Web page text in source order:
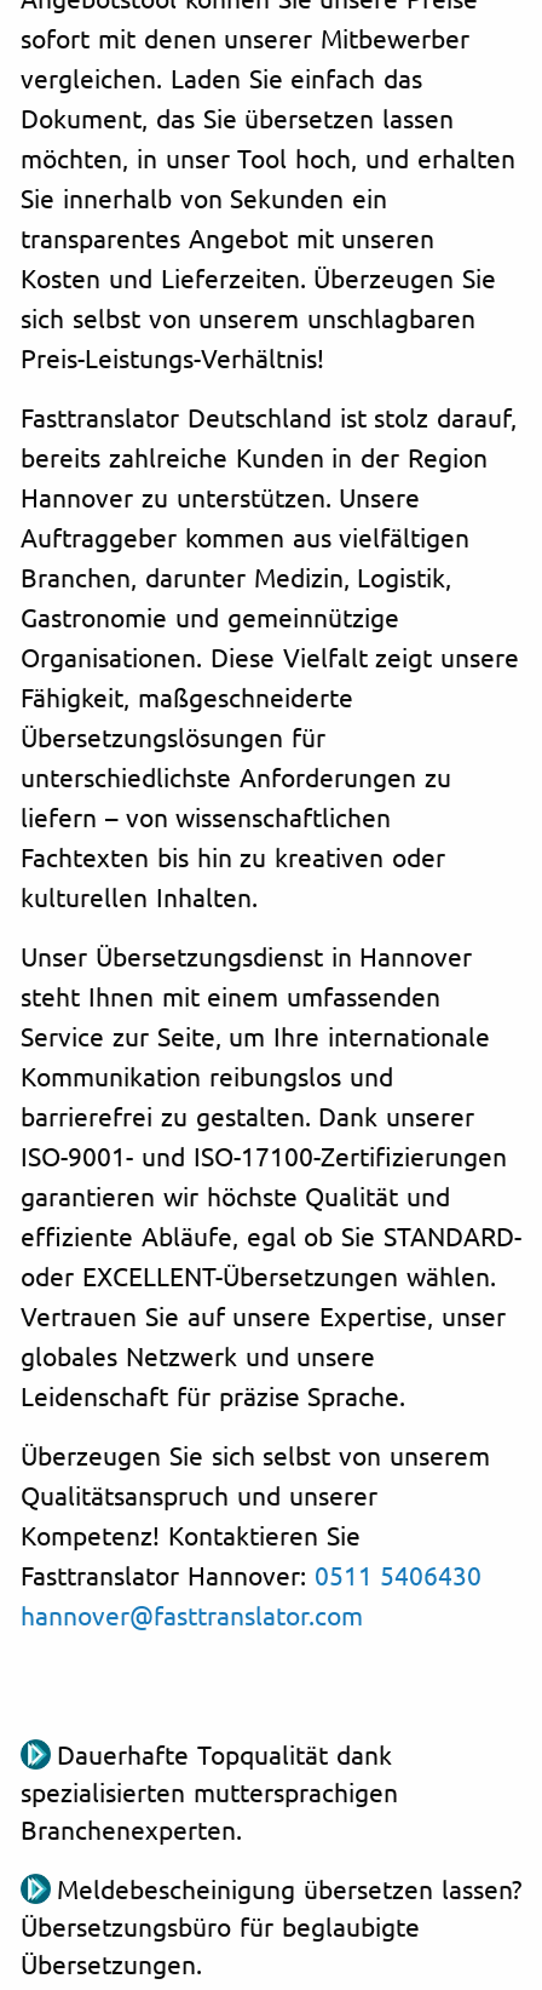
sofort mit denen unserer Mitbewerber
vergleichen. Laden Sie einfach das
Dokument, das Sie übersetzen lassen
möchten, in unser Tool hoch, und erhalten
Sie innerhalb von Sekunden ein
transparentes Angebot mit unseren
Kosten und Lieferzeiten. Überzeugen Sie
sich selbst von unserem unschlagbaren
Preis-Leistungs-Verhältnis!
Fasttranslator Deutschland ist stolz darauf,
bereits zahlreiche Kunden in der Region
Hannover zu unterstützen. Unsere
Auftraggeber kommen aus vielfältigen
Branchen, darunter Medizin, Logistik,
Gastronomie und gemeinnützige
Organisationen. Diese Vielfalt zeigt unsere
Fähigkeit, maßgeschneiderte
Übersetzungslösungen für
unterschiedlichste Anforderungen zu
liefern – von wissenschaftlichen
Fachtexten bis hin zu kreativen oder
kulturellen Inhalten.
Unser Übersetzungsdienst in Hannover
steht Ihnen mit einem umfassenden
Service zur Seite, um Ihre internationale
Kommunikation reibungslos und
barrierefrei zu gestalten. Dank unserer
ISO-9001- und ISO-17100-Zertifizierungen
garantieren wir höchste Qualität und
effiziente Abläufe, egal ob Sie STANDARD-
oder EXCELLENT-Übersetzungen wählen.
Vertrauen Sie auf unsere Expertise, unser
globales Netzwerk und unsere
Leidenschaft für präzise Sprache.
Überzeugen Sie sich selbst von unserem
Qualitätsanspruch und unserer
Kompetenz! Kontaktieren Sie
Fasttranslator Hannover: 0511 5406430
hannover@fasttranslator.com
Dauerhafte Topqualität dank
spezialisierten muttersprachigen
Branchenexperten.
Meldebescheinigung übersetzen lassen?
Übersetzungsbüro für beglaubigte
Übersetzungen.